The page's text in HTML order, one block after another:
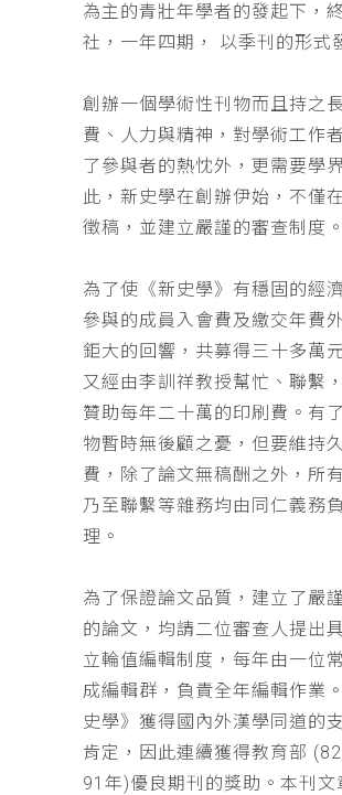
為主的青壯年學者的發起下，
社，一年四期， 以季刊的形式
創辦一個學術性刊物而且持之
費、人力與精神，對學術工作
了參與者的熱忱外，更需要學
此，新史學在創辦伊始，不僅
徵稿，並建立嚴謹的審查制度。
為了使《新史學》有穩固的經
參與的成員入會費及繳交年費
鉅大的回響，共募得三十多萬
又經由李訓祥教授幫忙、聯繫
贊助每年二十萬的印刷費。有
物暫時無後顧之憂，但要維持
費，除了論文無稿酬之外，所
乃至聯繫等雜務均由同仁義務
理。
為了保證論文品質，建立了嚴
的論文，均請二位審查人提出
立輪值編輯制度，每年由一位
成編輯群，負責全年編輯作業
史學》獲得國內外漢學同道的
肯定，因此連續獲得教育部
91年)優良期刊的獎助。本刊